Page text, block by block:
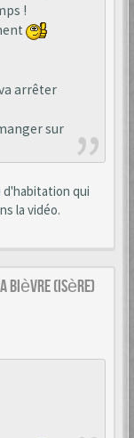
!
arrêter
sur
d'habitation qui
la vidéo.
Bièvre (Isère)